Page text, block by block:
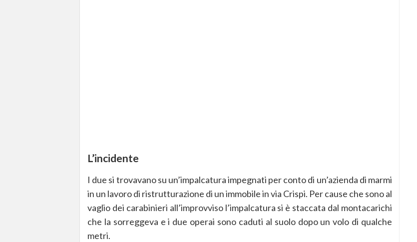
L’incidente
I due si trovavano su un’impalcatura impegnati per conto di un’azienda di marmi
in un lavoro di ristrutturazione di un immobile in via Crispi. Per cause che sono al
vaglio dei carabinieri all’improvviso l’impalcatura si è staccata dal montacarichi
che la sorreggeva e i due operai sono caduti al suolo dopo un volo di qualche
metri.